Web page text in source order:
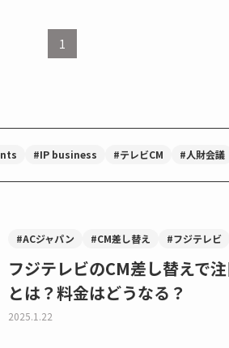
1
#IP business #テレビCM #人財会議
#ACジャパン #CM差し替え #フジテレビ
フジテレビのCM差し替えで注
とは？料金はどうなる？
2025.1.22